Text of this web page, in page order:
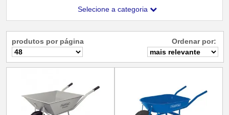
Selecione a categoria
produtos por página Ordenar por: